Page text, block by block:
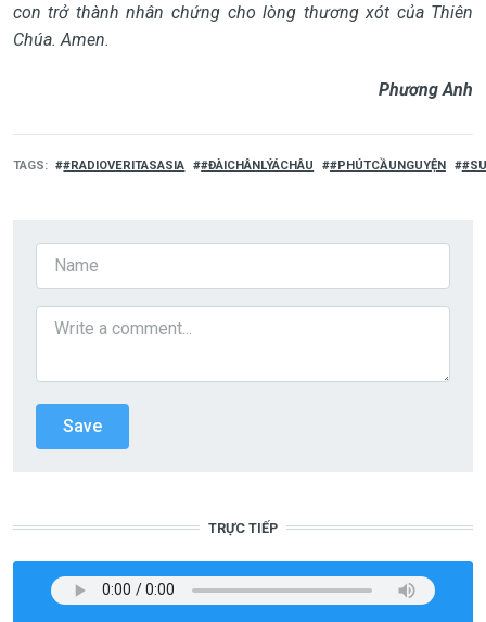
con trở thành nhân chứng cho lòng thương xót của Thiên
Chúa. Amen.
Phương Anh
TAGS #RADIOVERITASASIA #ĐÀICHÂNLÝÁCHÂU #PHÚTCẦUNGUYỆN
TRỰC TIẾP